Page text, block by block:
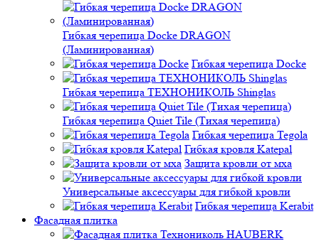
Гибкая черепица Docke DRAGON
(Ламинированная)
Гибкая черепица Docke
Гибкая черепица ТЕХНОНИКОЛЬ Shinglas
Гибкая черепица Quiet Tile (Тихая черепица)
Гибкая черепица Tegola
Гибкая кровля Katepal
Защита кровли от мха
Универсальные аксессуары для гибкой кровли
Гибкая черепица Kerabit
Фасадная плитка